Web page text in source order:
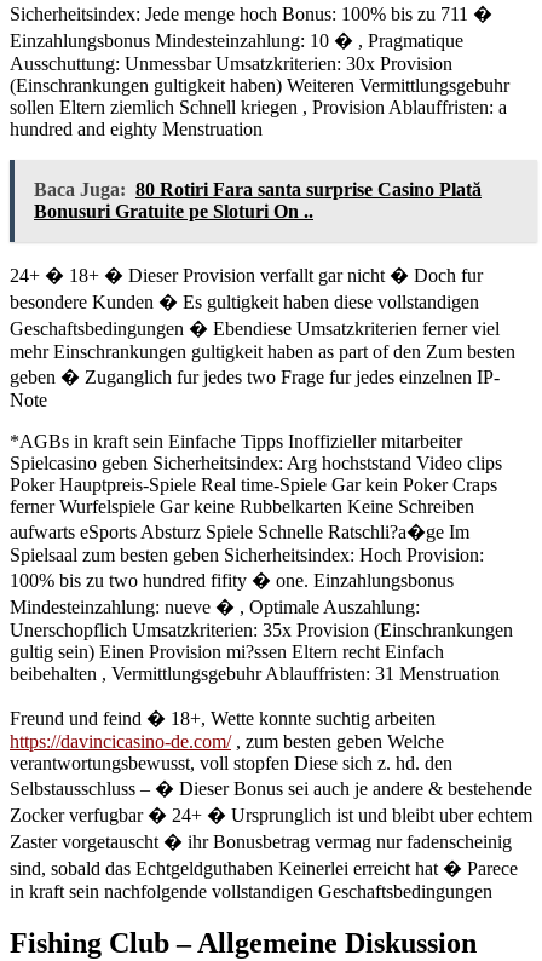
Sicherheitsindex: Jede menge hoch Bonus: 100% bis zu 711 �
Einzahlungsbonus Mindesteinzahlung: 10 � , Pragmatique
Ausschuttung: Unmessbar Umsatzkriterien: 30x Provision
(Einschrankungen gultigkeit haben) Weiteren Vermittlungsgebuhr
sollen Eltern ziemlich Schnell kriegen , Provision Ablauffristen: a
hundred and eighty Menstruation
Baca Juga: 80 Rotiri Fara santa surprise Casino Plată
Bonusuri Gratuite pe Sloturi On ..
24+ � 18+ � Dieser Provision verfallt gar nicht � Doch fur
besondere Kunden � Es gultigkeit haben diese vollstandigen
Geschaftsbedingungen � Ebendiese Umsatzkriterien ferner viel
mehr Einschrankungen gultigkeit haben as part of den Zum besten
geben � Zuganglich fur jedes two Frage fur jedes einzelnen IP-
Note
*AGBs in kraft sein Einfache Tipps Inoffizieller mitarbeiter
Spielcasino geben Sicherheitsindex: Arg hochststand Video clips
Poker Hauptpreis-Spiele Real time-Spiele Gar kein Poker Craps
ferner Wurfelspiele Gar keine Rubbelkarten Keine Schreiben
aufwarts eSports Absturz Spiele Schnelle Ratschli?a�ge Im
Spielsaal zum besten geben Sicherheitsindex: Hoch Provision:
100% bis zu two hundred fifity � one. Einzahlungsbonus
Mindesteinzahlung: nueve � , Optimale Auszahlung:
Unerschopflich Umsatzkriterien: 35x Provision (Einschrankungen
gultig sein) Einen Provision mi?ssen Eltern recht Einfach
beibehalten , Vermittlungsgebuhr Ablauffristen: 31 Menstruation
Freund und feind � 18+, Wette konnte suchtig arbeiten
https://davincicasino-de.com/, zum besten geben Welche
verantwortungsbewusst, voll stopfen Diese sich z. hd. den
Selbstausschluss – � Dieser Bonus sei auch je andere & bestehende
Zocker verfugbar � 24+ � Ursprunglich ist und bleibt uber echtem
Zaster vorgetauscht � ihr Bonusbetrag vermag nur fadenscheinig
sind, sobald das Echtgeldguthaben Keinerlei erreicht hat � Parece
in kraft sein nachfolgende vollstandigen Geschaftsbedingungen
Fishing Club – Allgemeine Diskussion